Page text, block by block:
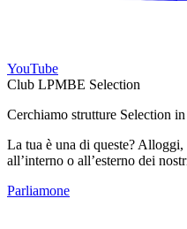
YouTube
Club LPMBE Selection
Cerchiamo strutture Selection
La tua è una di queste?
all’interno o all’esterno dei
Parliamone